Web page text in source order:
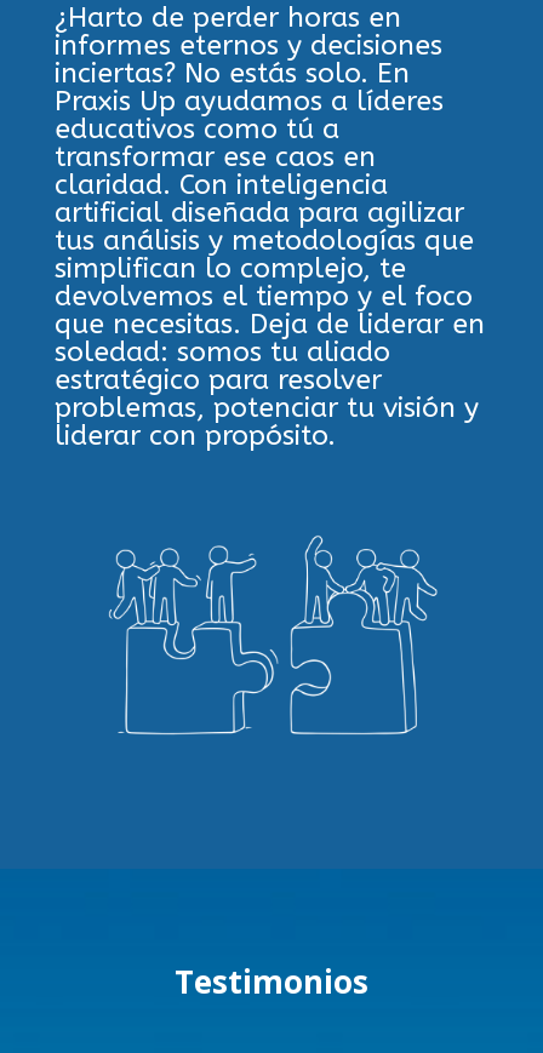
¿Harto de perder horas en
informes eternos y decisiones
inciertas? No estás solo. En
Praxis Up ayudamos a líderes
educativos como tú a
transformar ese caos en
claridad. Con inteligencia
artificial diseñada para agilizar
tus análisis y metodologías que
simplifican lo complejo, te
devolvemos el tiempo y el foco
que necesitas. Deja de liderar en
soledad: somos tu aliado
estratégico para resolver
problemas, potenciar tu visión y
liderar con propósito.
Testimonios